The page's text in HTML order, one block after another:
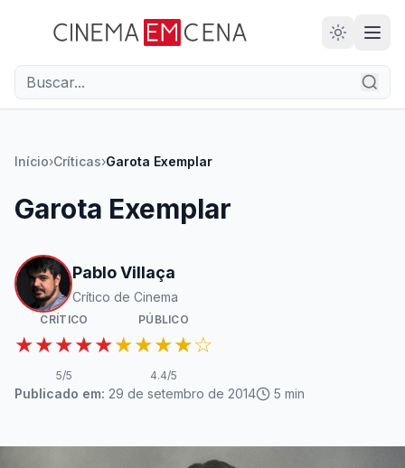
28
ANOS
Início›Críticas›Garota Exemplar
Garota Exemplar
Pablo Villaça
Crítico de Cinema
CRÍTICO
★★★★★
5/5
PÚBLICO
★★★★☆
4.4/5
Publicado em: 29 de setembro de 2014 5 min